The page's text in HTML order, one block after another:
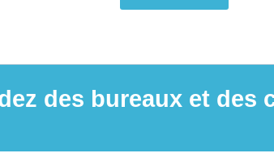
des bureaux et